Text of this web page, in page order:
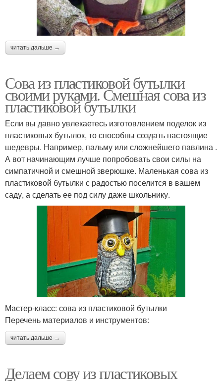
читать дальше →
Сова из пластиковой бутылки
своими руками. Смешная сова из
пластиковой бутылки
Если вы давно увлекаетесь изготовлением поделок из
пластиковых бутылок, то способны создать настоящие
шедевры. Например, пальму или сложнейшего павлина .
А вот начинающим лучше попробовать свои силы на
симпатичной и смешной зверюшке. Маленькая сова из
пластиковой бутылки с радостью поселится в вашем
саду, а сделать ее под силу даже школьнику.
Мастер-класс: сова из пластиковой бутылки
Перечень материалов и инструментов:
читать дальше →
Делаем сову из пластиковых